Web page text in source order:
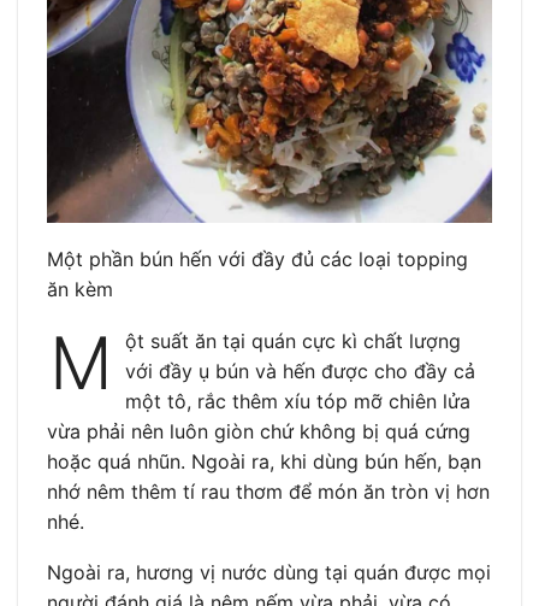
Một phần bún hến với đầy đủ các loại topping
ăn kèm
M
ột suất ăn tại quán cực kì chất lượng
với đầy ụ bún và hến được cho đầy cả
một tô, rắc thêm xíu tóp mỡ chiên lửa
vừa phải nên luôn giòn chứ không bị quá cứng
hoặc quá nhũn. Ngoài ra, khi dùng bún hến, bạn
nhớ nêm thêm tí rau thơm để món ăn tròn vị hơn
nhé.
Ngoài ra, hương vị nước dùng tại quán được mọi